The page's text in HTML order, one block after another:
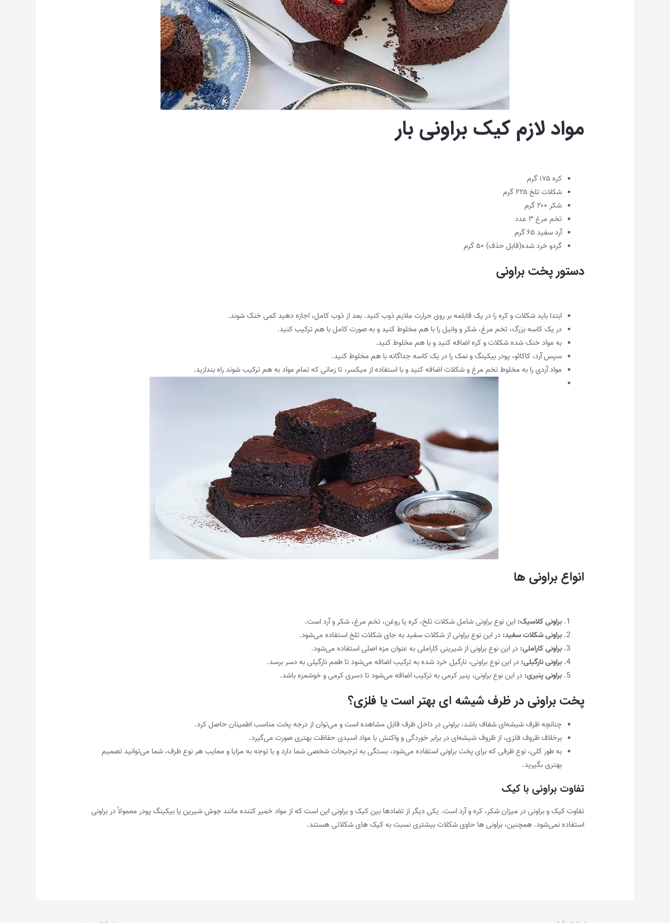
مواد لازم کیک براونی بار
کره ۱۷۵ گرم
شکلات تلخ ۲۲۵ گرم
شکر ۲۰۰ گرم
تخم مرغ ۳ عدد
آرد سفید ۶۵ گرم
گردو خرد شده(قابل حذف) ۵۰ گرم
دستور پخت براونی
ابتدا باید شکلات و کره را در یک قابلمه بر روی حرارت ملایم ذوب کنید. بعد از ذوب کامل، اجازه دهید کمی خنک شوند.
در یک کاسه بزرگ، تخم مرغ، شکر و وانیل را با هم مخلوط کنید و به صورت کامل با هم ترکیب کنید.
به مواد خنک شده شکلات و کره اضافه کنید و با هم مخلوط کنید.
سپس آرد، کاکائو، پودر بیکینگ و نمک را در یک کاسه جداگانه با هم مخلوط کنید.
مواد آردی را به مخلوط تخم مرغ و شکلات اضافه کنید و با استفاده از میکسر، تا زمانی که تمام مواد به هم ترکیب شوند راه بندازید.
انواع براونی ها
براونی کلاسیک:این نوع براونی شامل شکلات تلخ، کره یا روغن، تخم مرغ، شکر و آرد است.
براونی شکلات سفید: در این نوع براونی از شکلات سفید به جای شکلات تلخ استفاده می‌شود.
براونی کاراملی: در این نوع براونی از شیرینی کاراملی به عنوان مزه اصلی استفاده می‌شود.
براونی نارگیلی: در این نوع براونی، نارگیل خرد شده به ترکیب اضافه می‌شود تا طعم نارگیلی به دسر برسد.
براونی پنیری: در این نوع براونی، پنیر کرمی به ترکیب اضافه می‌شود تا دسری کرمی و خوشمزه باشد.
پخت براونی در ظرف شیشه ای بهتر است یا فلزی؟
چنانچه ظرف شیشه‌ای شفاف باشد، براونی در داخل ظرف قابل مشاهده است و می‌توان از درجه پخت مناسب اطمینان حاصل کرد.
برخلاف ظروف فلزی، از ظروف شیشه‌ای در برابر خوردگی و واکنش با مواد اسیدی حفاظت بهتری صورت می‌گیرد.
به طور کلی، نوع ظرفی که برای پخت براونی استفاده می‌شود، بستگی به ترجیحات شخصی شما دارد و با توجه به مزایا و معایب هر نوع ظرف، شما می‌توانید تصمیم
بهتری بگیرید.
تفاوت براونی با کیک
تفاوت کیک و براونی در میزان شکر، کره و آرد است. یکی دیگر از تضادها بین کیک و براونی این است که از مواد خمیر کننده مانند جوش شیرین یا بیکینگ پودر معمولاً در براونی
استفاده نمی‌شود. همچنین، براونی ها حاوی شکلات بیشتری نسبت به کیک های شکلاتی هستند.